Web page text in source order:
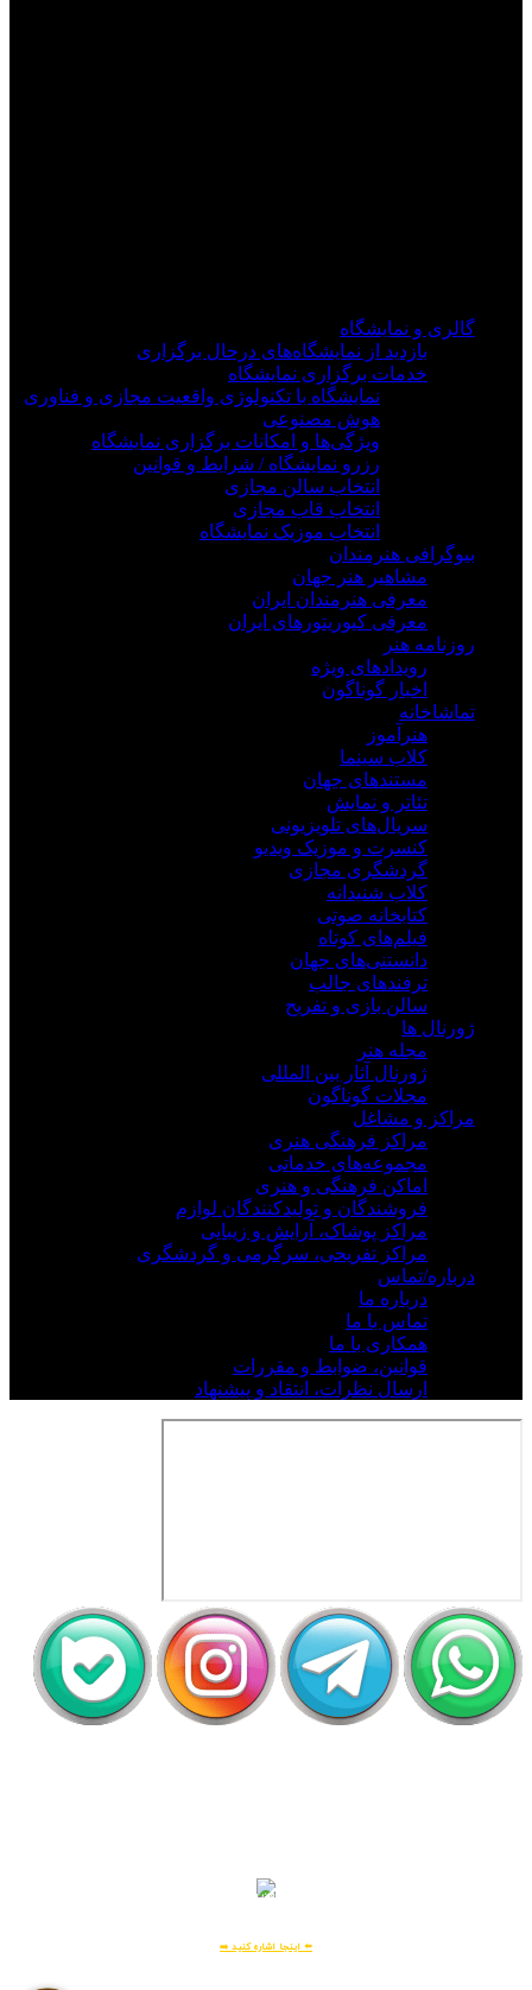
گالری و نمایشگاه
بازدید از نمایشگاه‌های درحال برگزاری
خدمات برگزاری نمایشگاه
نمایشگاه با تکنولوژی واقعیت مجازی و فناوری
هوش مصنوعی
ویژگی‌ها و امکانات برگزاری نمایشگاه
رزرو نمایشگاه / شرایط و قوانین
انتخاب سالن مجازی
انتخاب قاب مجازی
انتخاب موزیک نمایشگاه
بیوگرافی هنرمندان
مشاهیر هنر جهان
معرفی هنرمندان ایران
معرفی کیوریتورهای ایران
روزنامه هنر
رویدادهای ویژه
اخبار گوناگون
تماشاخانه
هنرآموز
کلاب سینما
مستندهای جهان
تئاتر و نمایش
سریال‌های تلویزیونی
کنسرت و موزیک ویدیو
گردشگری مجازی
کلاب شنیدانه
کتابخانه صوتی
فیلم‌های کوتاه
دانستنی‌های جهان
ترفندهای جالب
سالن بازی و تفریح
ژورنال ها
مجله هنر
ژورنال آثار بین المللی
مجلات گوناگون
مراکز و مشاغل
مراکز فرهنگی هنری
مجموعه‌های خدماتی
اماکن فرهنگی و هنری
فروشندگان و تولیدکنندگان لوازم
مراکز پوشاک، آرایش و زیبایی
مراکز تفریحی، سرگرمی و گردشگری
درباره/تماس
درباره ما
تماس با ما
همکاری با ما
قوانین، ضوابط و مقررات
ارسال نظرات، انتقاد و پیشنهاد
بسیار امن و بهینه
⬅️ اینجا اشاره کنید ➡️